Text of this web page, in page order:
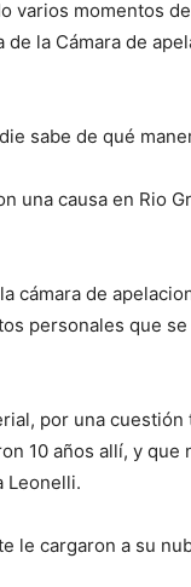
varios momentos
la Cámara de
sabe de qué
causa en Rio
cámara de
personales que
por una
10 años allí, y que
Leonelli.
cargaron a su